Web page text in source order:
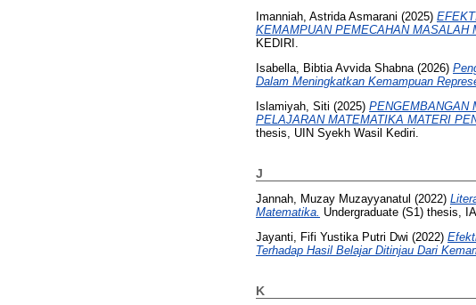
Imanniah, Astrida Asmarani (2025)
KEMAMPUAN PEMECAHAN MASALAH
KEDIRI.
Isabella, Bibtia Avvida Shabna (2026)
Dalam Meningkatkan Kemampuan
Islamiyah, Siti (2025) PENGEMBANGAN
PELAJARAN MATEMATIKA MATERI
thesis, UIN Syekh Wasil Kediri.
J
Jannah, Muzay Muzayyanatul (2022)
Matematika. Undergraduate (S1) thesis,
Jayanti, Fifi Yustika Putri Dwi (2022)
Terhadap Hasil Belajar Ditinjau Dari
K